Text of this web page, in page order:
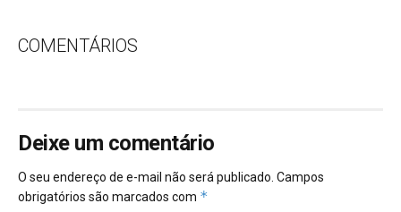
COMENTÁRIOS
Deixe um comentário
O seu endereço de e-mail não será publicado. Campos
obrigatórios são marcados com *